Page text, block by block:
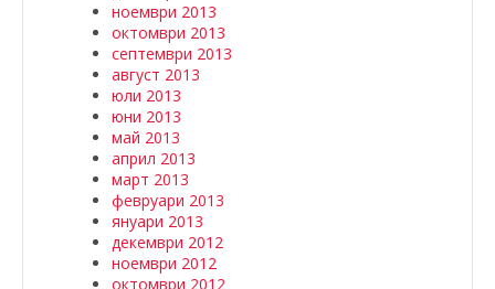
ноември 2013
октомври 2013
септември 2013
август 2013
юли 2013
юни 2013
май 2013
април 2013
март 2013
февруари 2013
януари 2013
декември 2012
ноември 2012
октомври 2012